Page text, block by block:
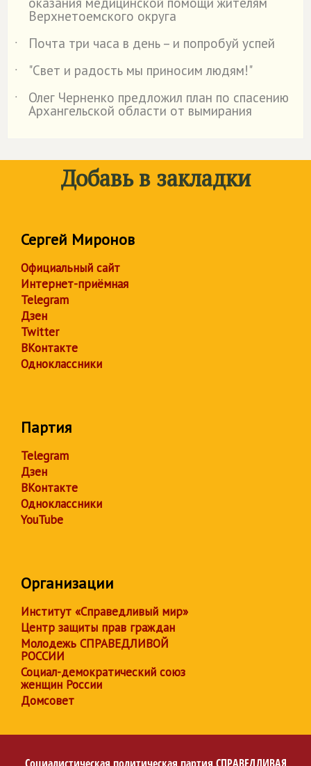
Верхнетоемского округа
˙
Почта три часа в день – и попробуй успей
˙
"Свет и радость мы приносим людям!"
˙
Олег Черненко предложил план по спасению
Архангельской области от вымирания
Добавь в закладки
Сергей Миронов
Официальный сайт
Интернет-приёмная
Telegram
Дзен
Twitter
ВКонтакте
Одноклассники
Партия
Telegram
Дзен
ВКонтакте
Одноклассники
YouTube
Организации
Институт «Справедливый мир»
Центр защиты прав граждан
Молодежь СПРАВЕДЛИВОЙ
РОССИИ
Социал-демократический союз
женщин России
Домсовет